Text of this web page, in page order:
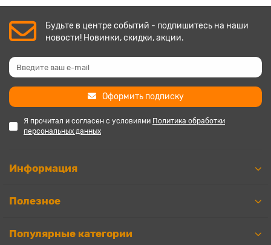
Будьте в центре событий - подпишитесь на наши
новости! Новинки, скидки, акции.
Оформить подписку
Я прочитал и согласен с условиями Политика обработки
персональных данных
Информация
Полезное
Популярные категории